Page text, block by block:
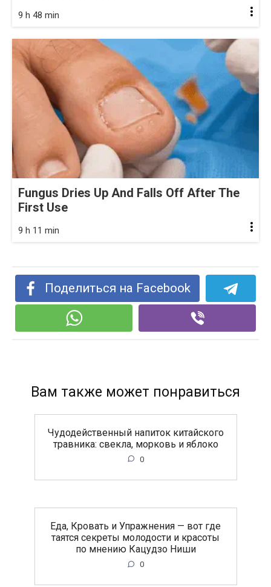
9 h 48 min
Fungus Dries Up And Falls Off After The
First Use
9 h 11 min
Поделиться на Facebook
Вам также может понравиться
Чудодейственный напиток китайского
травника: свекла, морковь и яблоко
0
Еда, Кровать и Упражнения — вот где
таятся секреты молодости и красоты
по мнению Кацудзо Ниши
0